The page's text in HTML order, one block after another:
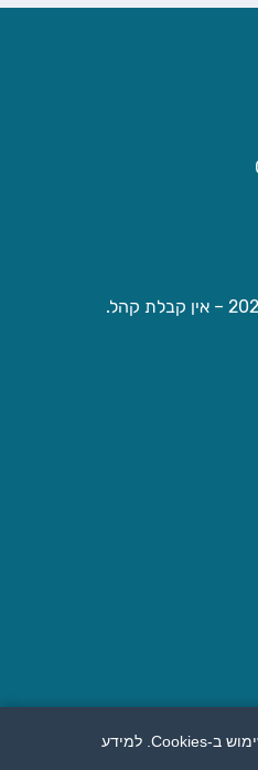
אנו עושים שימוש בקובצי Cookies לצורך תפעול תקין, שיפור חוויית המשתמש, ניתוחים סטטיסטיים והתאמת תכנים ושיווק. המשך השימוש באתר מהווה הסכמה לשימוש ב-Cookies. למידע